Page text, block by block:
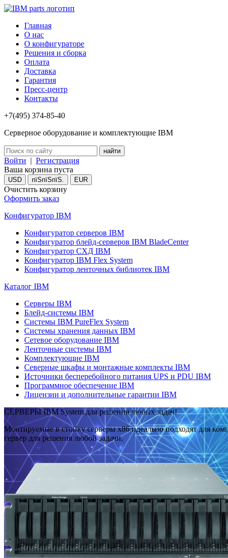
Главная
О нас
О конфигураторе
Решения и сборка
Оплата
Доставка
Гарантия
Пресс-центр
Контакты
+7(495) 374-85-40
Серверное оборудование и комплектующие IBM
Войти | Регистрация
Ваша корзина пуста
USD пїЅпїЅпїЅ. EUR
Очистить корзину
Оформить заказ
Конфигуратор IBM
Конфигуратор серверов IBM
Конфигуратор блейд-серверов IBM BladeCenter
Конфигуратор СХД IBM
Конфигуратор IBM Flex System
Конфигуратор ленточных библиотек IBM
Каталог IBM
Серверы IBM
Блейд-системы IBM
Системы IBM PureFlex System
Системы хранения данных IBM
Сетевое оборудование IBM
Ленточные системы IBM
Комплектующие IBM
Северные шкафы и монтажные комплекты IBM
Источники бесперебойного питания UPS и PDU IBM
Программное обеспечение IBM
Лицензии и дополнительные гарантии IBM
СЕРВЕРЫ IBM System для решения любых задач!
Монтируемые в стойку серверы x86 идеально подходят для
сервер для решения любой задачи.